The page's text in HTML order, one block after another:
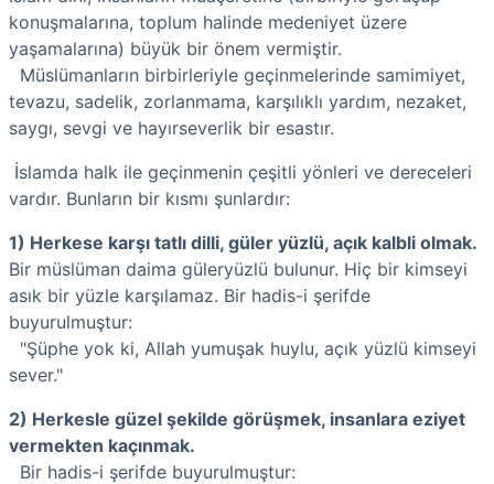
konuşmalarına, toplum halinde medeniyet üzere
yaşamalarına) büyük bir önem vermiştir.
Müslümanların birbirleriyle geçinmelerinde samimiyet,
tevazu, sadelik, zorlanmama, karşılıklı yardım, nezaket,
saygı, sevgi ve hayırseverlik bir esastır.
İslamda halk ile geçinmenin çeşitli yönleri ve dereceleri
vardır. Bunların bir kısmı şunlardır:
1) Herkese karşı tatlı dilli, güler yüzlü, açık kalbli olmak.
Bir müslüman daima güleryüzlü bulunur. Hiç bir kimseyi
asık bir yüzle karşılamaz. Bir hadis-i şerifde
buyurulmuştur:
"Şüphe yok ki, Allah yumuşak huylu, açık yüzlü kimseyi
sever."
2) Herkesle güzel şekilde görüşmek, insanlara eziyet
vermekten kaçınmak.
Bir hadis-i şerifde buyurulmuştur: